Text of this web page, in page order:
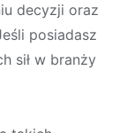
decyzji oraz
posiadasz
sił w branży